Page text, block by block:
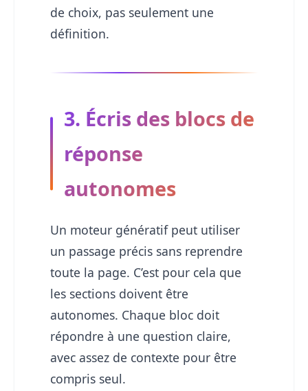
de choix, pas seulement une
définition.
3. Écris des blocs de
réponse
autonomes
Un moteur génératif peut utiliser
un passage précis sans reprendre
toute la page. C’est pour cela que
les sections doivent être
autonomes. Chaque bloc doit
répondre à une question claire,
avec assez de contexte pour être
compris seul.